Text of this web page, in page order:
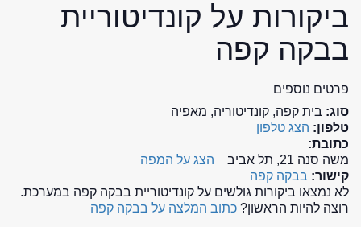
ביקורות על קונדיטוריית
בבקה קפה
פרטים נוספים
סוג: בית קפה, קונדיטוריה, מאפיה
טלפון: הצג טלפון
כתובת:
משה סנה 21, תל אביב
הצג על המפה
קישור: בבקה קפה
לא נמצאו ביקורות גולשים על קונדיטוריית בבקה קפה במערכת.
רוצה להיות הראשון? כתוב המלצה על בבקה קפה